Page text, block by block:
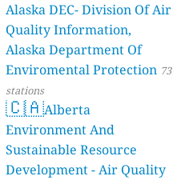
Alaska DEC- Division Of Air
Quality Information,
Alaska Department Of
Enviromental Protection 73
stations
🇨🇦Alberta
Environment And
Sustainable Resource
Development - Air Quality